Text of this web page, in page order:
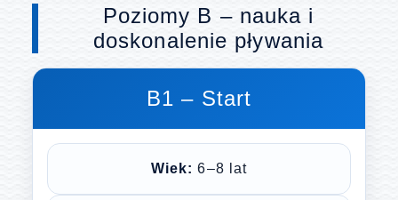
Poziomy B – nauka i
doskonalenie pływania
B1 – Start
Wiek: 6–8 lat